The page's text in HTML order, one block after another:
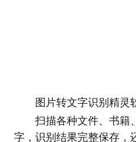
图片转文字识别精灵
扫描各种文件、书籍
字，识别结果完整保存，